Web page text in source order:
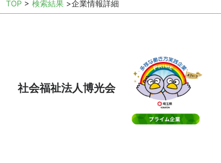
TOP > 検索結果 >企業情報詳細
社会福祉法人博光会